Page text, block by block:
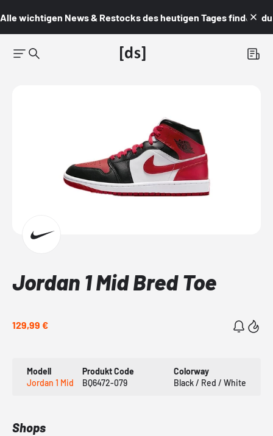
Alle wichtigen News & Restocks des heutigen Tages findest du
Jordan 1 Mid Bred Toe
129,99 €
Modell
Jordan 1 Mid
Produkt Code
BQ6472-079
Colorway
Black / Red / White
Shops